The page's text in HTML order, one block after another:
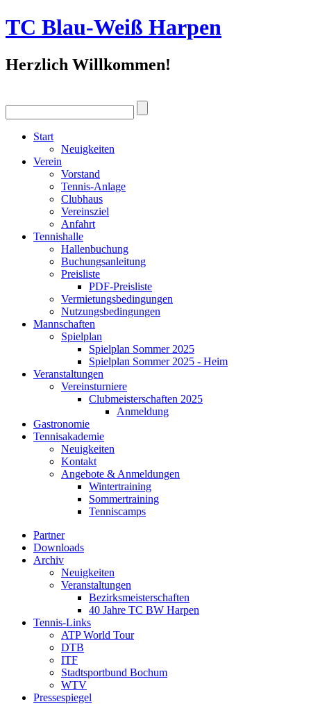
TC Blau-Weiß Harpen
Herzlich Willkommen!
Start
Neuigkeiten
Verein
Vorstand
Tennis-Anlage
Clubhaus
Vereinsziel
Anfahrt
Tennishalle
Hallenbuchung
Buchungsanleitung
Preisliste
PDF-Preisliste
Vermietungsbedingungen
Nutzungsbedingungen
Mannschaften
Spielplan
Spielplan Sommer 2025
Spielplan Sommer 2025 - Heim
Veranstaltungen
Vereinsturniere
Clubmeisterschaften 2025
Anmeldung
Gastronomie
Tennisakademie
Neuigkeiten
Kontakt
Angebote & Anmeldungen
Wintertraining
Sommertraining
Tenniscamps
Partner
Downloads
Archiv
Neuigkeiten
Veranstaltungen
Bezirksmeisterschaften
40 Jahre TC BW Harpen
Tennis-Links
ATP World Tour
DTB
ITF
Stadtsportbund Bochum
WTV
Pressespiegel